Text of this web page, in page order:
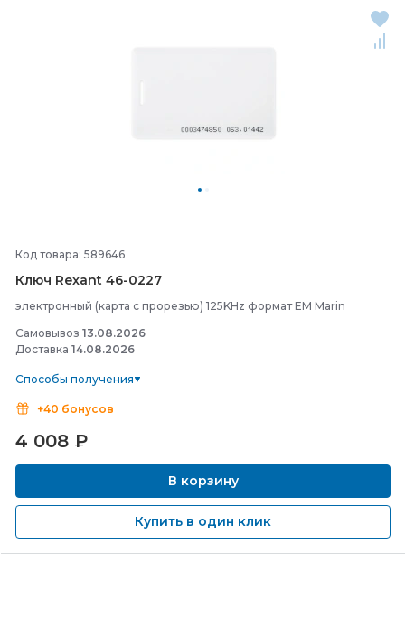
Код товара: 589646
Ключ Rexant 46-0227
электронный (карта с прорезью) 125KHz формат EM Marin
Самовывоз 13.08.2026
Доставка 14.08.2026
Способы получения
+40 бонусов
4 008 ₽
В корзину
Купить в один клик